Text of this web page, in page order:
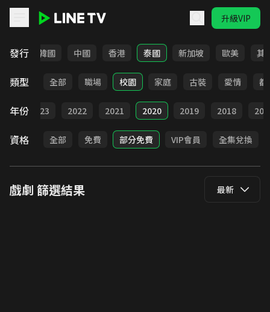
升級VIP
發行
日本 韓國 中國 香港 泰國 新加坡 歐美 其
類型 全部 職場 校園 家庭 古裝 愛情 都
年份 2023 2022 2021 2020 2019 2018
資格 全部 免費 部分免費 VIP會員 全集兌換
戲劇 篩選結果 最新